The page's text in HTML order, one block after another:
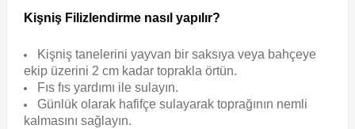
Kişniş Filizlendirme nasıl yapılır?
Kişniş tanelerini yayvan bir saksıya veya bahçeye
ekip üzerini 2 cm kadar toprakla örtün.
Fıs fıs yardımı ile sulayın.
Günlük olarak hafifçe sulayarak toprağının nemli
kalmasını sağlayın.